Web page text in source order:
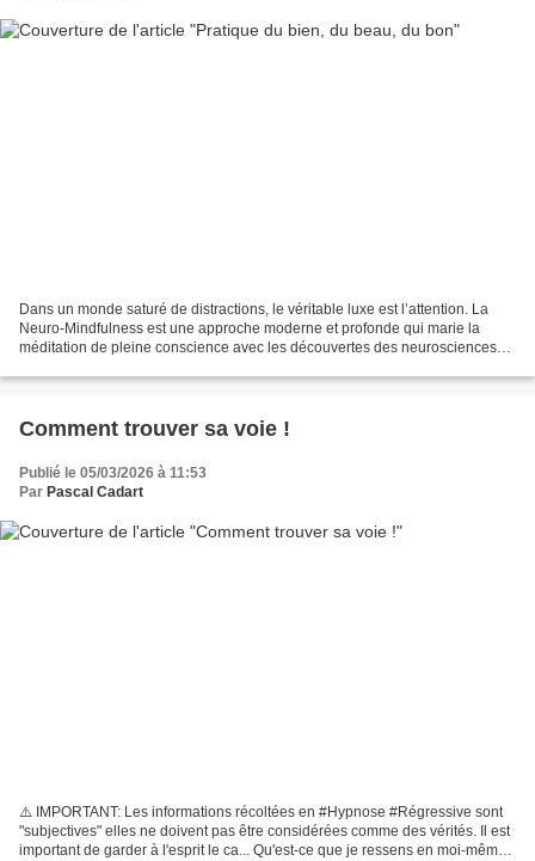
Dans un monde saturé de distractions, le véritable luxe est l’attention. La
Neuro-Mindfulness est une approche moderne et profonde qui marie la
méditation de pleine conscience avec les découvertes des neurosciences
Comment trouver sa voie !
Publié le 05/03/2026 à 11:53
Par Pascal Cadart
⚠️ IMPORTANT: Les informations récoltées en #Hypnose #Régressive sont
"subjectives" elles ne doivent pas être considérées comme des vérités. Il est
important de garder à l'esprit le ca... Qu'est-ce que je ressens en moi-même?